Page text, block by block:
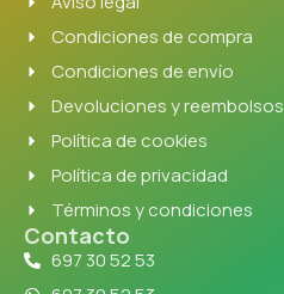
Condiciones de compra
Condiciones de envío
Devoluciones y reembolsos
Política de cookies
Política de privacidad
Términos y condiciones
Contacto
697 30 52 53